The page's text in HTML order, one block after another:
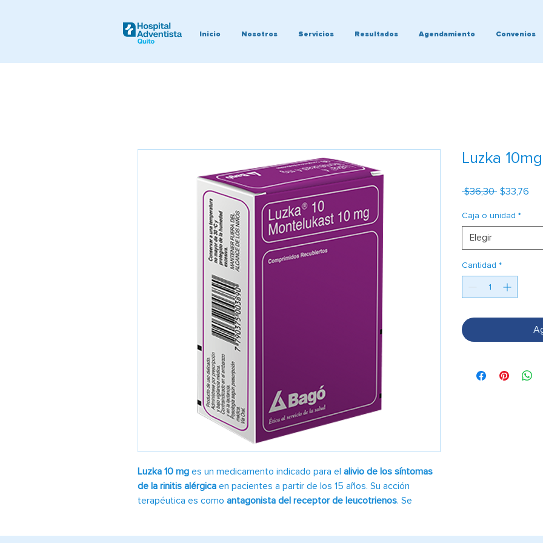
Inicio Nosotros Servicios Resultados Agendamiento Convenios
Luzka 10 mg es un medicamento indicado para el alivio de los síntomas
de la rinitis alérgica en pacientes a partir de los 15 años. Su acción
terapéutica es como antagonista del receptor de leucotrienos. Se
Luzka
$36,30 Precio
$33,76
Caja o unidad *
Elegir
Cantidad *